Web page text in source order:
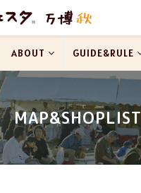
MAP&SHOPLIST
ABOUT GUIDE&RULE